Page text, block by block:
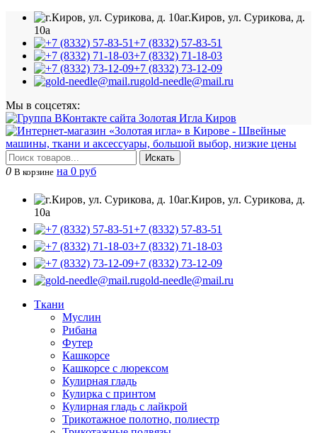
г.Киров, ул. Сурикова, д.
10а
+7 (8332) 57-83-51
+7 (8332) 71-18-03
+7 (8332) 73-12-09
gold-needle@mail.ru
Мы в соцсетях:
Искать
0 В корзине на 0 руб
г.Киров, ул. Сурикова, д.
10а
+7 (8332) 57-83-51
+7 (8332) 71-18-03
+7 (8332) 73-12-09
gold-needle@mail.ru
Ткани
Муслин
Рибана
Футер
Кашкорсе
Кашкорсе с люрексом
Кулирная гладь
Кулирка с принтом
Кулирная гладь с лайкрой
Трикотажное полотно, полиестр